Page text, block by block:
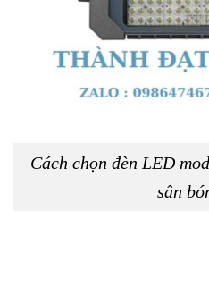
Cách chọn đèn LED
sân